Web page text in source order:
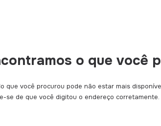
o que você
que você procurou pode não estar mais
se de que você digitou o endereço corretamente.